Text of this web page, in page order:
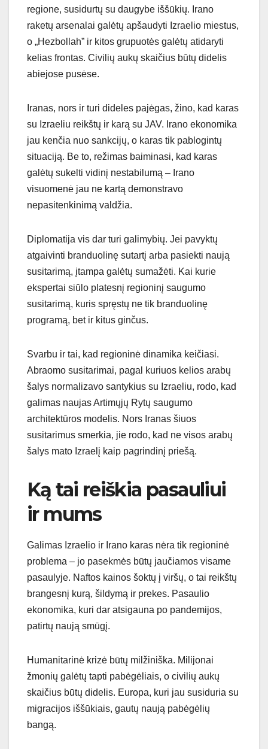
regione, susidurtų su daugybe iššūkių. Irano
raketų arsenalai galėtų apšaudyti Izraelio miestus,
o „Hezbollah” ir kitos grupuotės galėtų atidaryti
kelias frontas. Civilių aukų skaičius būtų didelis
abiejose pusėse.
Iranas, nors ir turi dideles pajėgas, žino, kad karas
su Izraeliu reikštų ir karą su JAV. Irano ekonomika
jau kenčia nuo sankcijų, o karas tik pablogintų
situaciją. Be to, režimas baiminasi, kad karas
galėtų sukelti vidinį nestabilumą – Irano
visuomenė jau ne kartą demonstravo
nepasitenkinimą valdžia.
Diplomatija vis dar turi galimybių. Jei pavyktų
atgaivinti branduolinę sutartį arba pasiekti naują
susitarimą, įtampa galėtų sumažėti. Kai kurie
ekspertai siūlo platesnį regioninį saugumo
susitarimą, kuris spręstų ne tik branduolinę
programą, bet ir kitus ginčus.
Svarbu ir tai, kad regioninė dinamika keičiasi.
Abraomo susitarimai, pagal kuriuos kelios arabų
šalys normalizavo santykius su Izraeliu, rodo, kad
galimas naujas Artimųjų Rytų saugumo
architektūros modelis. Nors Iranas šiuos
susitarimus smerkia, jie rodo, kad ne visos arabų
šalys mato Izraelį kaip pagrindinį priešą.
Ką tai reiškia pasauliui
ir mums
Galimas Izraelio ir Irano karas nėra tik regioninė
problema – jo pasekmės būtų jaučiamos visame
pasaulyje. Naftos kainos šoktų į viršų, o tai reikštų
brangesnį kurą, šildymą ir prekes. Pasaulio
ekonomika, kuri dar atsigauna po pandemijos,
patirtų naują smūgį.
Humanitarinė krizė būtų milžiniška. Milijonai
žmonių galėtų tapti pabėgėliais, o civilių aukų
skaičius būtų didelis. Europa, kuri jau susiduria su
migracijos iššūkiais, gautų naują pabėgėlių
bangą.